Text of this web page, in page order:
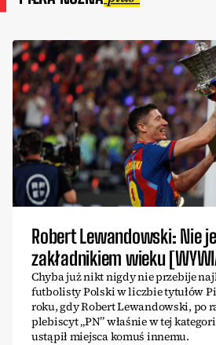
Robert Lewandowski: Nie
zakładnikiem wieku
Chyba już nikt nigdy nie przebije
futbolisty Polski w liczbie tytułów
roku, gdy Robert Lewandowski, po
plebiscyt „PN” właśnie w tej
ustąpił miejsca komuś innemu.